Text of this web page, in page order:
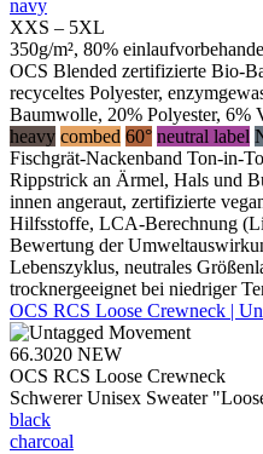
navy
XXS – 5XL
350g/m², 80%
OCS Blended zertifizierte Bio-
recyceltes Polyester,
Baumwolle, 20% Polyester, 6%
heavy combed 60° neutral label
Fischgrät-Nackenband Ton-in-
Rippstrick an Ärmel, Hals und
innen angeraut, zertifizierte
Hilfsstoffe, LCA-Berechnung
Bewertung der
Lebenszyklus, neutrales
trocknergeeignet bei niedriger
OCS RCS Loose Crewneck |
66.3020 NEW
OCS RCS Loose Crewneck
Schwerer Unisex Sweater
black
charcoal